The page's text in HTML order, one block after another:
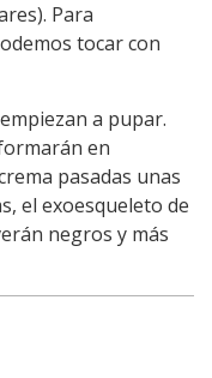
Para
tocar con
a pupar.
en
pasadas unas
el exoesqueleto de
negros y más